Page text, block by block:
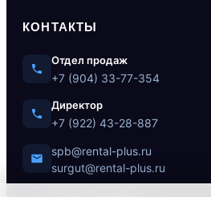
КОНТАКТЫ
Отдел продаж
+7 (904) 33-77-354
Директор
+7 (922) 43-28-887
spb@rental-plus.ru
surgut@rental-plus.ru